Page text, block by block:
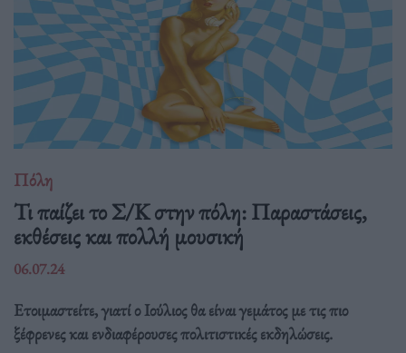
Πόλη
Τι παίζει το Σ/Κ στην πόλη: Παραστάσεις,
εκθέσεις και πολλή μουσική
06.07.24
Ετοιμαστείτε, γιατί ο Ιούλιος θα είναι γεμάτος με τις πιο
ξέφρενες και ενδιαφέρουσες πολιτιστικές εκδηλώσεις.